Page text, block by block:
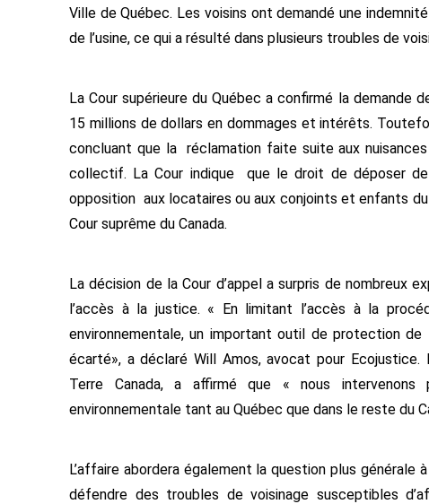
Ville de Québec. Les voisins ont demandé une
de l’usine, ce qui a résulté dans plusieurs troubles de
La Cour supérieure du Québec a confirmé la
15 millions de dollars en dommages et intérêts.
concluant que la réclamation faite suite aux
collectif. La Cour indique que le droit de déposer
opposition aux locataires ou aux conjoints et enfants
Cour suprême du Canada.
La décision de la Cour d’appel a surpris de nombreux
l’accès à la justice. « En limitant l’accès à la
environnementale, un important outil de protection de
écarté», a déclaré Will Amos, avocat pour
Terre Canada, a affirmé que « nous
environnementale tant au Québec que dans le reste du
L’affaire abordera également la question plus générale à
défendre des troubles de voisinage susceptibles